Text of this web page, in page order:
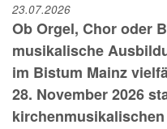
23.07.2026
Ob Orgel, Chor oder
musikalische
im Bistum Mainz
28. November 2026